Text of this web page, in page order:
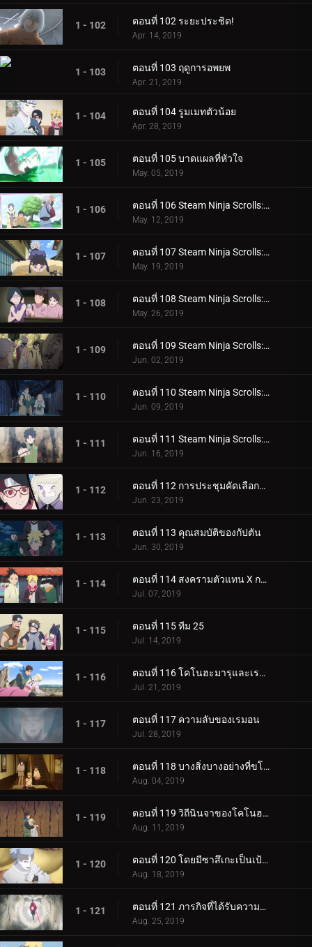
1 - 102 ตอนที่ 102 ระยะประชิด!
Apr. 14, 2019
1 - 103 ตอนที่ 103 ฤดูการอพยพ
Apr. 21, 2019
1 - 104 ตอนที่ 104 รูมเมทตัวน้อย
Apr. 28, 2019
1 - 105 ตอนที่ 105 บาดแผลที่หัวใจ
May. 05, 2019
1 - 106 ตอนที่ 106 Steam Ninja Scrolls: ภารกิจระดับ S!
May. 12, 2019
1 - 107 ตอนที่ 107 Steam Ninja Scrolls: สงครามสุนัขและแมว!
May. 19, 2019
1 - 108 ตอนที่ 108 Steam Ninja Scrolls: โรงแรมผีสิง!
May. 26, 2019
1 - 109 ตอนที่ 109 Steam Ninja Scrolls: มันฝรั่งแผ่นทอดและก้อนหินยักษ์!
Jun. 02, 2019
1 - 110 ตอนที่ 110 Steam Ninja Scrolls: น้ำพุร้อนฟื้นคืนชีพ!
Jun. 09, 2019
1 - 111 ตอนที่ 111 Steam Ninja Scrolls: ราชาแห่งมิไร!
Jun. 16, 2019
1 - 112 ตอนที่ 112 การประชุมคัดเลือกจูนิน
Jun. 23, 2019
1 - 113 ตอนที่ 113 คุณสมบัติของกัปตัน
Jun. 30, 2019
1 - 114 ตอนที่ 114 สงครามตัวแทน X การ์ด!
Jul. 07, 2019
1 - 115 ตอนที่ 115 ทีม 25
Jul. 14, 2019
1 - 116 ตอนที่ 116 โคโนฮะมารุและเรมอน
Jul. 21, 2019
1 - 117 ตอนที่ 117 ความลับของเรมอน
Jul. 28, 2019
1 - 118 ตอนที่ 118 บางสิ่งบางอย่างที่ขโมยความทรงจำ
Aug. 04, 2019
1 - 119 ตอนที่ 119 วิถีนินจาของโคโนฮะมารุ
Aug. 11, 2019
1 - 120 ตอนที่ 120 โดยมีซาสึเกะเป็นเป้าหมาย
Aug. 18, 2019
1 - 121 ตอนที่ 121 ภารกิจที่ได้รับความไว้วางใจ: ปกป้อง One Tails!
Aug. 25, 2019